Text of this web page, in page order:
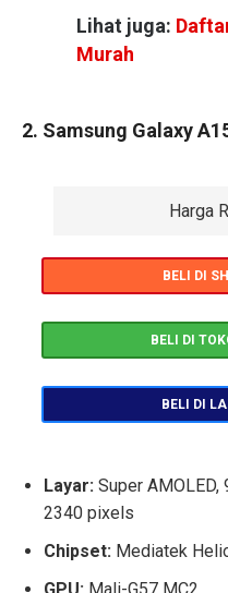
Lihat juga:
Murah
2. Samsung Galaxy
Harga
BELI DI
BELI DI
BELI DI
Layar: Super
2340 pixels
Chipset: Mediatek
GPU: Mali-G57 MC2